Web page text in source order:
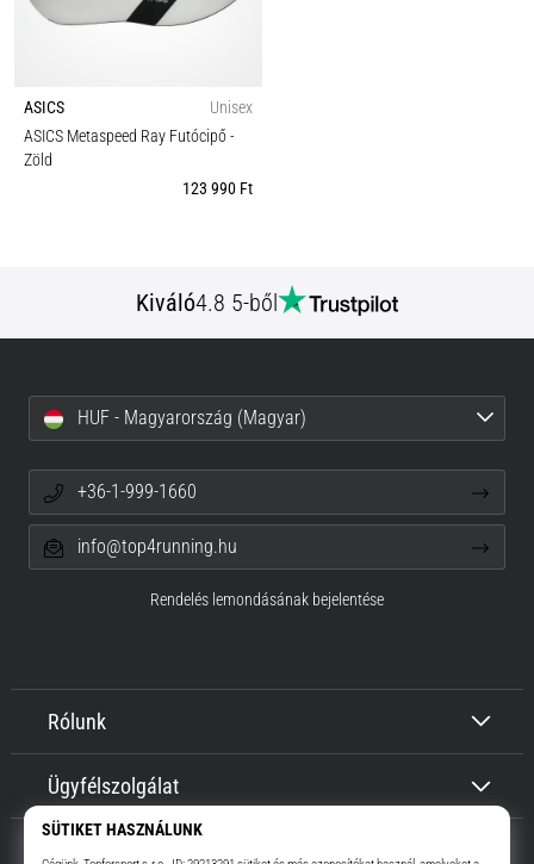
ASICS
Unisex
ASICS Metaspeed Ray Futócipő-
Zöld
123 990 Ft
Kiváló4.8 5-ből
Rólunk
Ügyfélszolgálat
HUF - Magyarország (Magyar)
+36-1-999-1660
info@top4running.hu
Rendelés lemondásának bejelentése